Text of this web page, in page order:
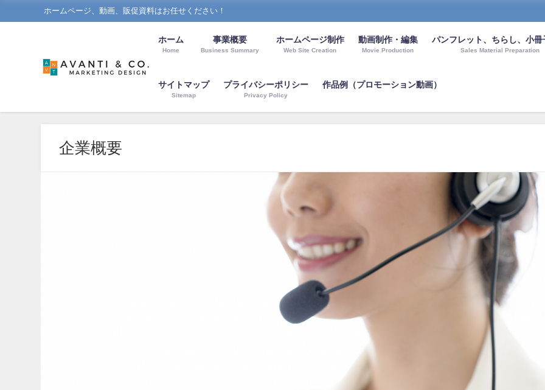
ホームページ、動画、販促資料はお任せください！
ホーム
Home
事業概要
Business Summary
ホームページ制作
Web Site Creation
動画制作・編集
Movie Production
パンフレット、ちらし、小冊
Sales Material Preparation
サイトマップ
Sitemap
プライバシーポリシー
Privacy Policy
作品例（プロモーション動画）
企業概要